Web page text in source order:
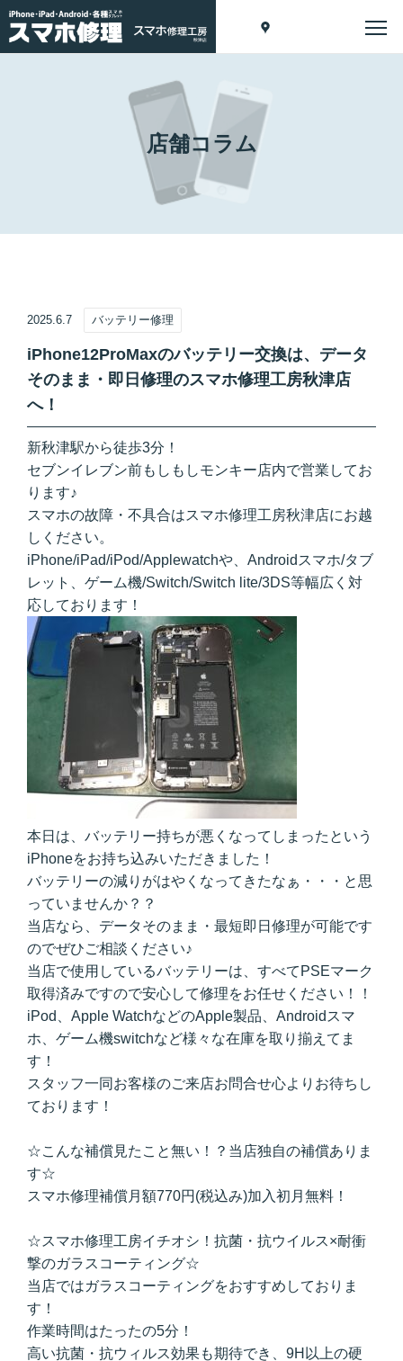
店舗コラム
2025.6.7 バッテリー修理
iPhone12ProMaxのバッテリー交換は、データ
そのまま・即日修理のスマホ修理工房秋津店
へ！
新秋津駅から徒歩3分！
セブンイレブン前もしもしモンキー店内で営業してお
ります♪
スマホの故障・不具合はスマホ修理工房秋津店にお越
しください。
iPhone/iPad/iPod/Applewatchや、Androidスマホ/タブ
レット、ゲーム機/Switch/Switch lite/3DS等幅広く対
応しております！
本日は、バッテリー持ちが悪くなってしまったという
iPhoneをお持ち込みいただきました！
バッテリーの減りがはやくなってきたなぁ・・・と思
っていませんか？？
当店なら、データそのまま・最短即日修理が可能です
のでぜひご相談ください♪
当店で使用しているバッテリーは、すべてPSEマーク
取得済みですので安心して修理をお任せください！！
iPod、Apple WatchなどのApple製品、Androidスマ
ホ、ゲーム機switchなど様々な在庫を取り揃えてま
す！
スタッフ一同お客様のご来店お問合せ心よりお待ちし
ております！
☆こんな補償見たこと無い！？当店独自の補償ありま
す☆
スマホ修理補償月額770円(税込み)加入初月無料！
☆スマホ修理工房イチオシ！抗菌・抗ウイルス×耐衝
撃のガラスコーティング☆
当店ではガラスコーティングをおすすめしておりま
す！
作業時間はたったの5分！
高い抗菌・抗ウィルス効果も期待でき、9H以上の硬